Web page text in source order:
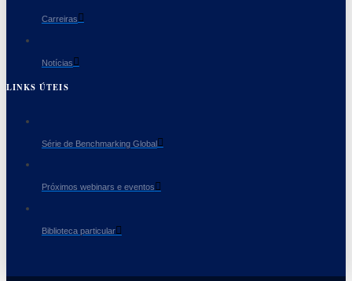
Carreiras
Notícias
LINKS ÚTEIS
Série de Benchmarking Global
Próximos webinars e eventos
Biblioteca particular